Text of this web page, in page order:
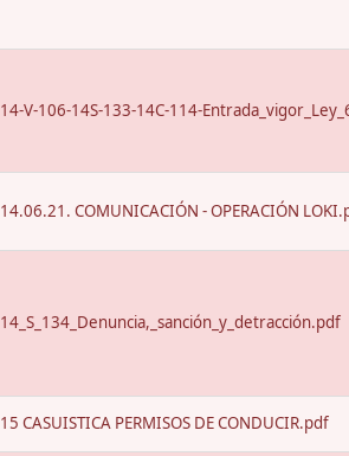
14-V-106-14S-133-14C-114-
14.06.21. COMUNICACIÓN - OPERACIÓN
14_S_134_Denuncia,_sanción_y_detracción.pdf
15 CASUISTICA PERMISOS DE CONDUCIR.pdf